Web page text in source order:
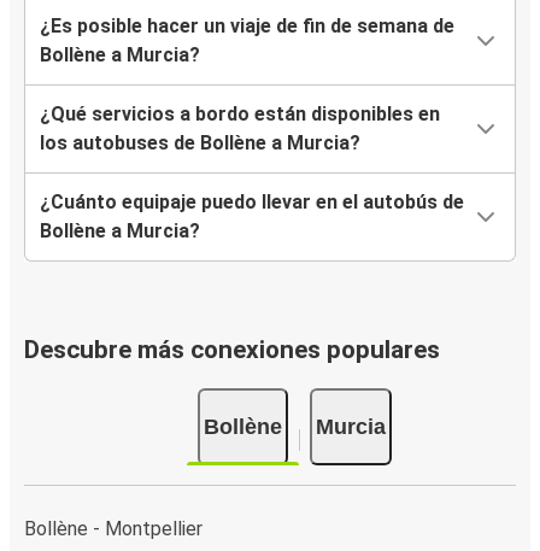
¿Es posible hacer un viaje de fin de semana de
Bollène a Murcia?
¿Qué servicios a bordo están disponibles en
los autobuses de Bollène a Murcia?
¿Cuánto equipaje puedo llevar en el autobús de
Bollène a Murcia?
Descubre más conexiones populares
Bollène Murcia
Bollène - Montpellier